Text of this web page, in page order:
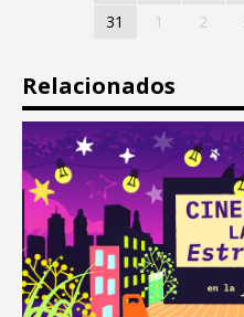
31
1 2
Relacionados